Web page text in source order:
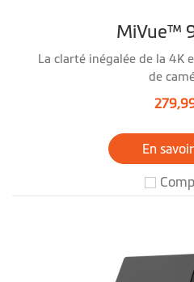
MiVue™
La clarté inégalée de la 4K
de
En